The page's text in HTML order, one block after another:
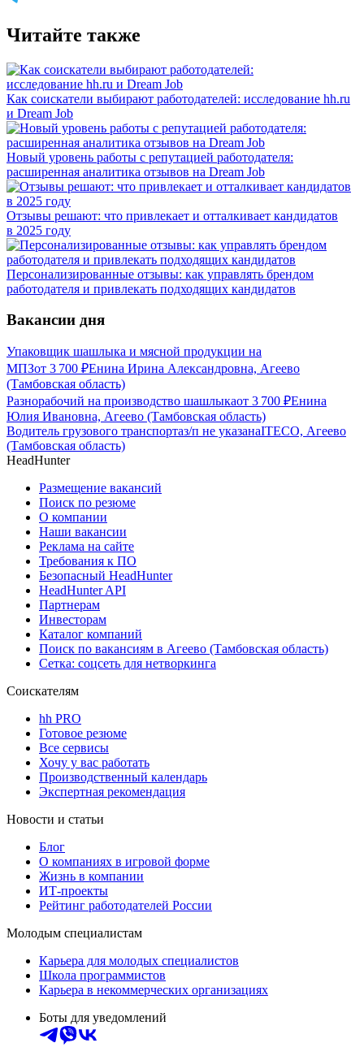
Читайте также
Как соискатели выбирают работодателей: исследование hh.ru
и Dream Job
Новый уровень работы с репутацией работодателя:
расширенная аналитика отзывов на Dream Job
Отзывы решают: что привлекает и отталкивает кандидатов
в 2025 году
Персонализированные отзывы: как управлять брендом
работодателя и привлекать подходящих кандидатов
Вакансии дня
Упаковщик шашлыка и мясной продукции на
МПЗот 3 700 ₽Енина Ирина Александровна, Агеево
(Тамбовская область)
Разнорабочий на производство шашлыкаот 3 700 ₽Енина
Юлия Ивановна, Агеево (Тамбовская область)
Водитель грузового транспортаз/п не указанаITECO, Агеево
(Тамбовская область)
HeadHunter
Размещение вакансий
Поиск по резюме
О компании
Наши вакансии
Реклама на сайте
Требования к ПО
Безопасный HeadHunter
HeadHunter API
Партнерам
Инвесторам
Каталог компаний
Поиск по вакансиям в Агеево (Тамбовская область)
Сетка: соцсеть для нетворкинга
Соискателям
hh PRO
Готовое резюме
Все сервисы
Хочу у вас работать
Производственный календарь
Экспертная рекомендация
Новости и статьи
Блог
О компаниях в игровой форме
Жизнь в компании
ИТ-проекты
Рейтинг работодателей России
Молодым специалистам
Карьера для молодых специалистов
Школа программистов
Карьера в некоммерческих организациях
Боты для уведомлений